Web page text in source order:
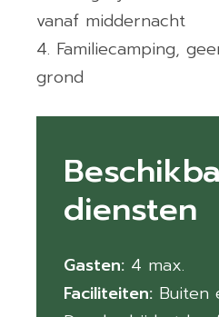
vanaf middernacht
Familiecamping,
grond
diensten
Gasten: 4
Faciliteiten: Buiten